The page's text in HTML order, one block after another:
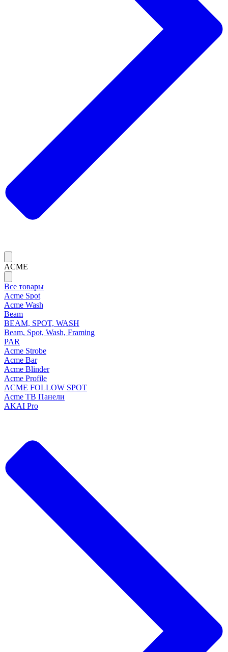
ACME
Все товары
Acme Spot
Acme Wash
Beam
BEAM, SPOT, WASH
Beam, Spot, Wash, Framing
PAR
Acme Strobe
Acme Bar
Acme Blinder
Acme Profile
ACME FOLLOW SPOT
Acme ТВ Панели
AKAI Pro